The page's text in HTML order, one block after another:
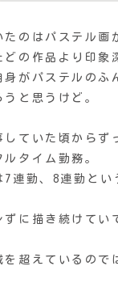
のはパステル画
どの作品より印象
身がパステルのふ
と思うけど。
ていた頃からず
タイム勤務。
7連勤、8連勤とい
に描き続けてい
超えているので